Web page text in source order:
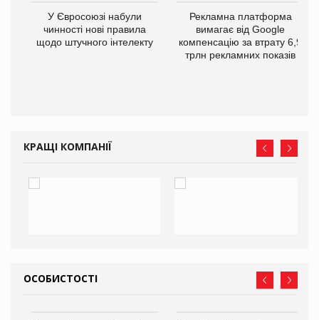
У Євросоюзі набули
чинності нові правила
щодо штучного інтелекту
Рекламна платформа
вимагає від Google
компенсацію за втрату 6,9
трлн рекламних показів
КРАЩІ КОМПАНІЇ
ОСОБИСТОСТІ